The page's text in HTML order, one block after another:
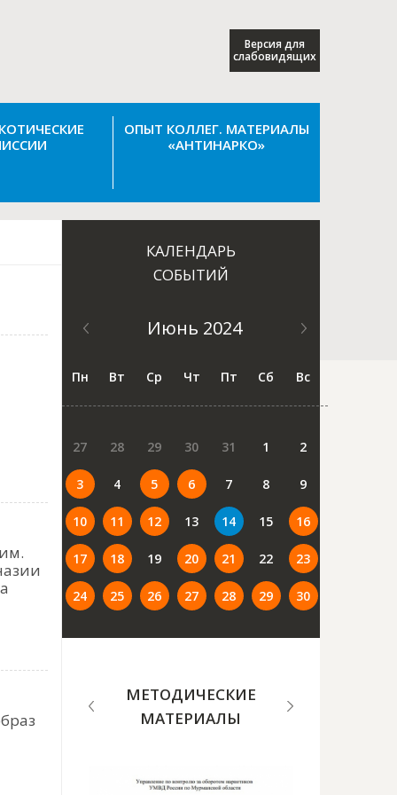
Версия для
слабовидящих
ОПЫТ КОЛЛЕГ. МАТЕРИАЛЫ
«АНТИНАРКО»
КАЛЕНДАРЬ
СОБЫТИЙ
Июнь 2024
Пн Вт Ср Чт Пт Сб Вс
27 28 29 30 31 1 2
3 4 5 6 7 8 9
10 11 12 13 14 15 16
17 18 19 20 21 22 23
24 25 26 27 28 29 30
МЕТОДИЧЕСКИЕ
МАТЕРИАЛЫ